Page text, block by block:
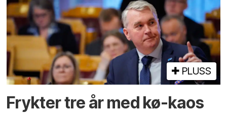
PLUSS
Frykter tre år med kø-kaos